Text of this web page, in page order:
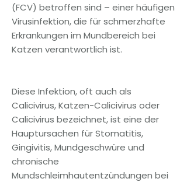
(FCV) betroffen sind – einer häufigen
Virusinfektion, die für schmerzhafte
Erkrankungen im Mundbereich bei
Katzen verantwortlich ist.
Diese Infektion, oft auch als
Calicivirus, Katzen-Calicivirus oder
Calicivirus bezeichnet, ist eine der
Hauptursachen für Stomatitis,
Gingivitis, Mundgeschwüre und
chronische
Mundschleimhautentzündungen bei